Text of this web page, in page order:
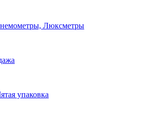
Люксметры
упаковка